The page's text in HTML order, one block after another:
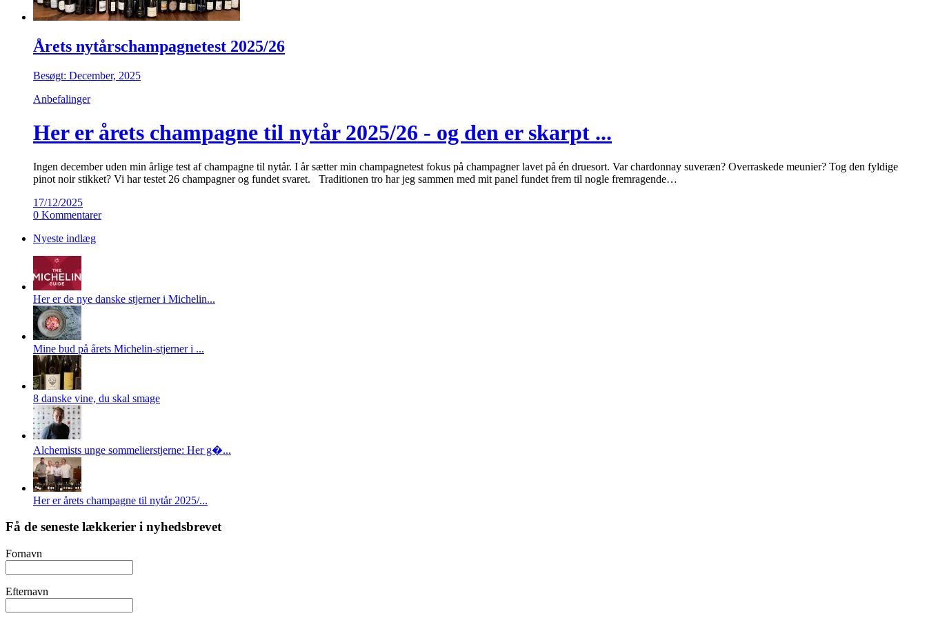
Årets nytårschampagnetest 2025/26
Besøgt: December, 2025
Anbefalinger
Her er årets champagne til nytår 2025/26 - og den er skarpt ...
Ingen december uden min årlige test af champagne til nytår. I år sætter min champagnetest fokus på champagner lavet på én druesort. Var chardonnay suveræn? Overraskede meunier? Tog den fyldige
pinot noir stikket? Vi har testet 26 champagner og fundet svaret. Traditionen tro har jeg sammen med mit panel fundet frem til nogle fremragende…
17/12/2025
0 Kommentarer
Nyeste indlæg
Her er de nye danske stjerner i Michelin...
Mine bud på årets Michelin-stjerner i ...
8 danske vine, du skal smage
Alchemists unge sommelierstjerne: Her g�...
Her er årets champagne til nytår 2025/...
Få de seneste lækkerier i nyhedsbrevet
Fornavn
Efternavn